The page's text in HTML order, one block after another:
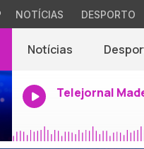
NOTÍCIAS DESPORTO
Notícias
Telejornal